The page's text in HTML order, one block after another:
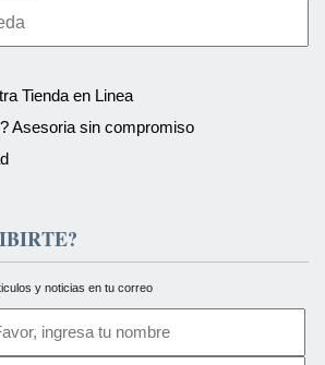
Tienda en Linea
Asesoria sin compromiso
y noticias en tu correo